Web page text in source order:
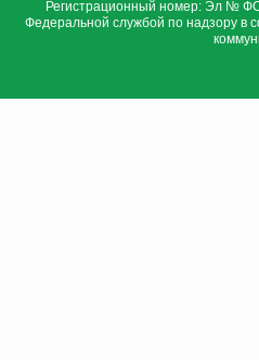
Регистрационный номер: Эл №
Федеральной службой по надзору в